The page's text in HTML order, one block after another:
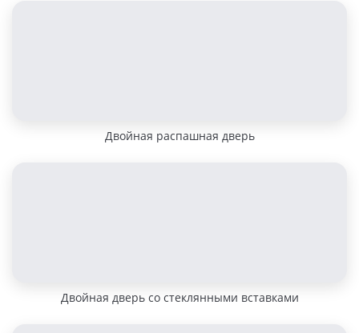
Двойная распашная дверь
Двойная дверь со стеклянными вставками